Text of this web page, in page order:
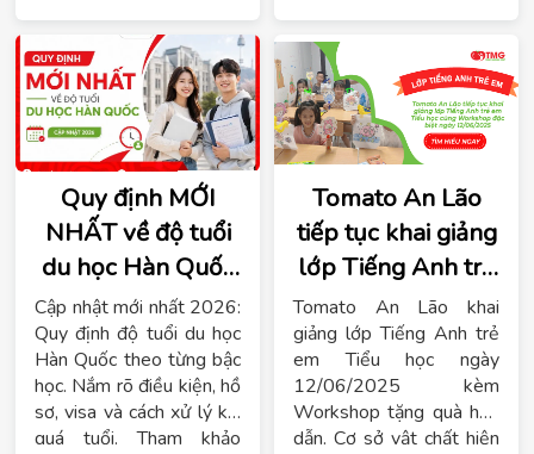
tháng 7 này, bạn sẽ nhận
được hàng loạt ưu đãi. Khi
đăng ký sớm, đăng ký theo
nhóm hay đăng ký nhiều
khóa học liên tiếp, bạn sẽ
nhận được nhiều quà tặng
may mắn. Xem lịch học chi
tiết ngay!
Nội!
Quy định MỚI
NHẤT về độ tuổi
du học Hàn Quốc
[Cập nhật 2026]
Cập nhật mới nhất 2026:
Quy định độ tuổi du học
Hàn Quốc theo từng bậc
học. Nắm rõ điều kiện, hồ
sơ, visa và cách xử lý khi
quá tuổi. Tham khảo
Tomato An Lão
tiếp tục khai giảng
lớp Tiếng Anh trẻ
em Tiểu học
Tomato An Lão khai
giảng lớp Tiếng Anh trẻ
em Tiểu học ngày
12/06/2025 kèm
Workshop tặng quà hấp
dẫn. Cơ sở vật chất hiện